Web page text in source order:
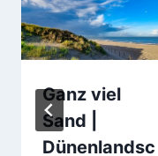
Ganz viel
Sand |
Dünenlandsc